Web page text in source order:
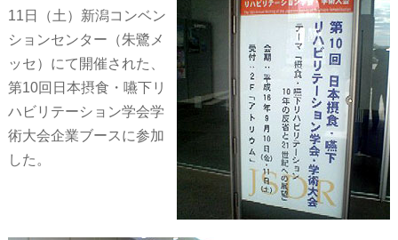
11日（土）新潟コンベン
ションセンター（朱鷺メ
ッセ）にて開催された、
第10回日本摂食・嚥下リ
ハビリテーション学会学
術大会企業ブースに参加
した。